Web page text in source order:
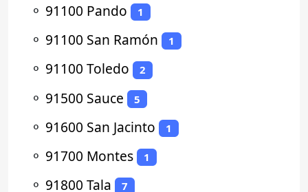
⚬ 91100 Pando 1
⚬ 91100 San Ramón 1
⚬ 91100 Toledo 2
⚬ 91500 Sauce 5
⚬ 91600 San Jacinto 1
⚬ 91700 Montes 1
⚬ 91800 Tala 7